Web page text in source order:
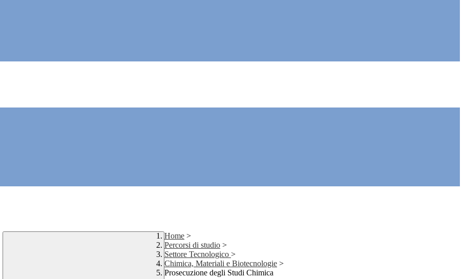
Home >
Percorsi di studio >
Settore Tecnologico >
Chimica, Materiali e Biotecnologie >
Prosecuzione degli Studi Chimica